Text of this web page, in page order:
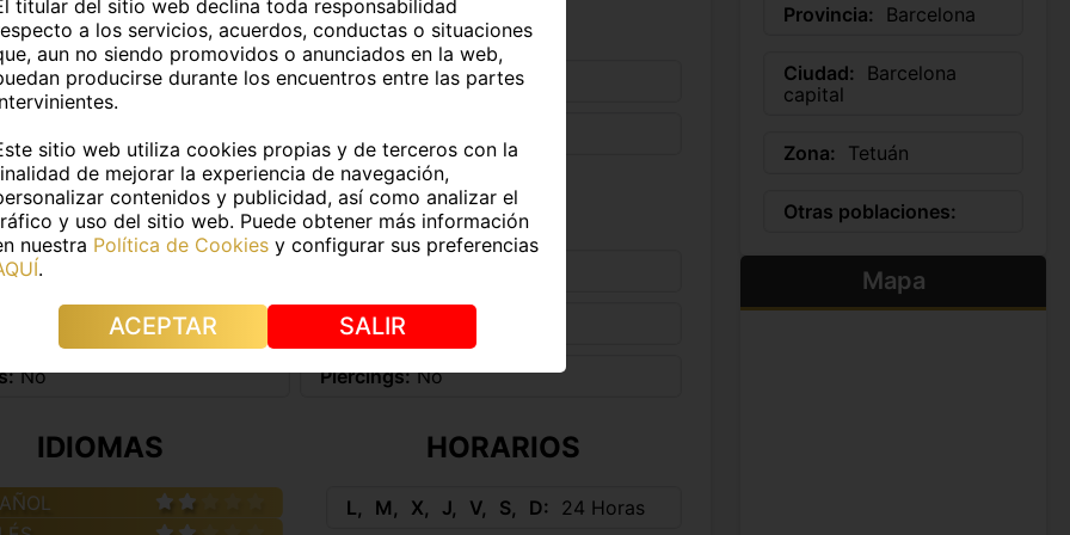
PERSONALES
Valentino Ferrari Edad: 24 años
FÍSICOS
pelo: Castaño Color de ojos:
No Piercings: No
IDIOMAS HORARIOS
L M X J V S D 24 Horas
Provincia: Barcelona
Ciudad:
Barcelona
capital
Zona: Tetuán
Otras poblaciones:
Mapa
titular del sitio web declina toda responsabilidad
a los servicios, acuerdos, conductas o situaciones
aun no siendo promovidos o anunciados en la web,
producirse durante los encuentros entre las partes
sitio web utiliza cookies propias y de terceros con la
de mejorar la experiencia de navegación,
contenidos y publicidad, así como analizar el
y uso del sitio web. Puede obtener más información
nuestra Política de Cookies y configurar sus preferencias
.
ACEPTAR SALIR